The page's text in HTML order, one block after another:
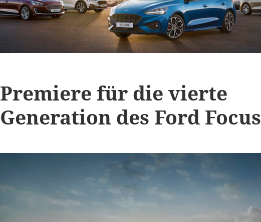
Premiere für die vierte
Generation des Ford Focus